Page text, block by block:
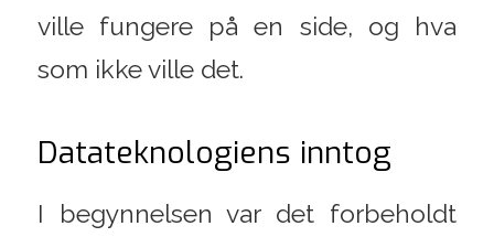
ville fungere på en side, og hva
som ikke ville det.
Datateknologiens inntog
I begynnelsen var det forbeholdt